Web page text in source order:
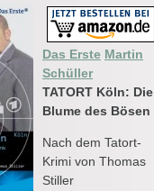
Das Erste Martin
Schüller
TATORT Köln: Die
Blume des Bösen
Nach dem Tatort-
Krimi von Thomas
Stiller